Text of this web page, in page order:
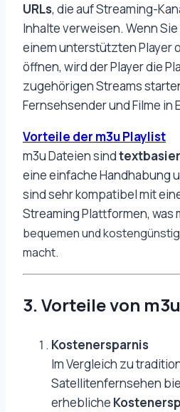
URLs, die auf Streaming-
Inhalte verweisen. Wenn
einem unterstützten Player
öffnen, wird der Player die
zugehörigen Streams
Fernsehsender und Filme in
Vorteile der m3u Playlist
m3u Dateien sind
eine einfache Handhabung
sind sehr kompatibel mit
Streaming Plattformen, was
bequemen und
macht.
3. Vorteile von
Kostenersparnis
Im Vergleich zu
Satellitenfernsehen
erhebliche